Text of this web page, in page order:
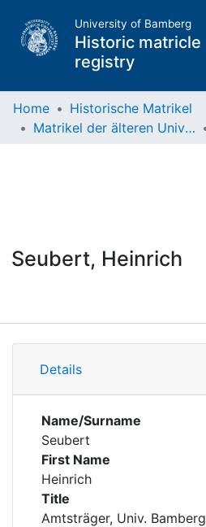
University of Bamberg
Historic matricle
registry
Home
Historische Matrikel
Matrikel der älteren Universität
Seubert, Heinrich
Details
Details
Name/Surname
Seubert
First Name
Heinrich
Title
Amtsträger, Univ. Bamberg